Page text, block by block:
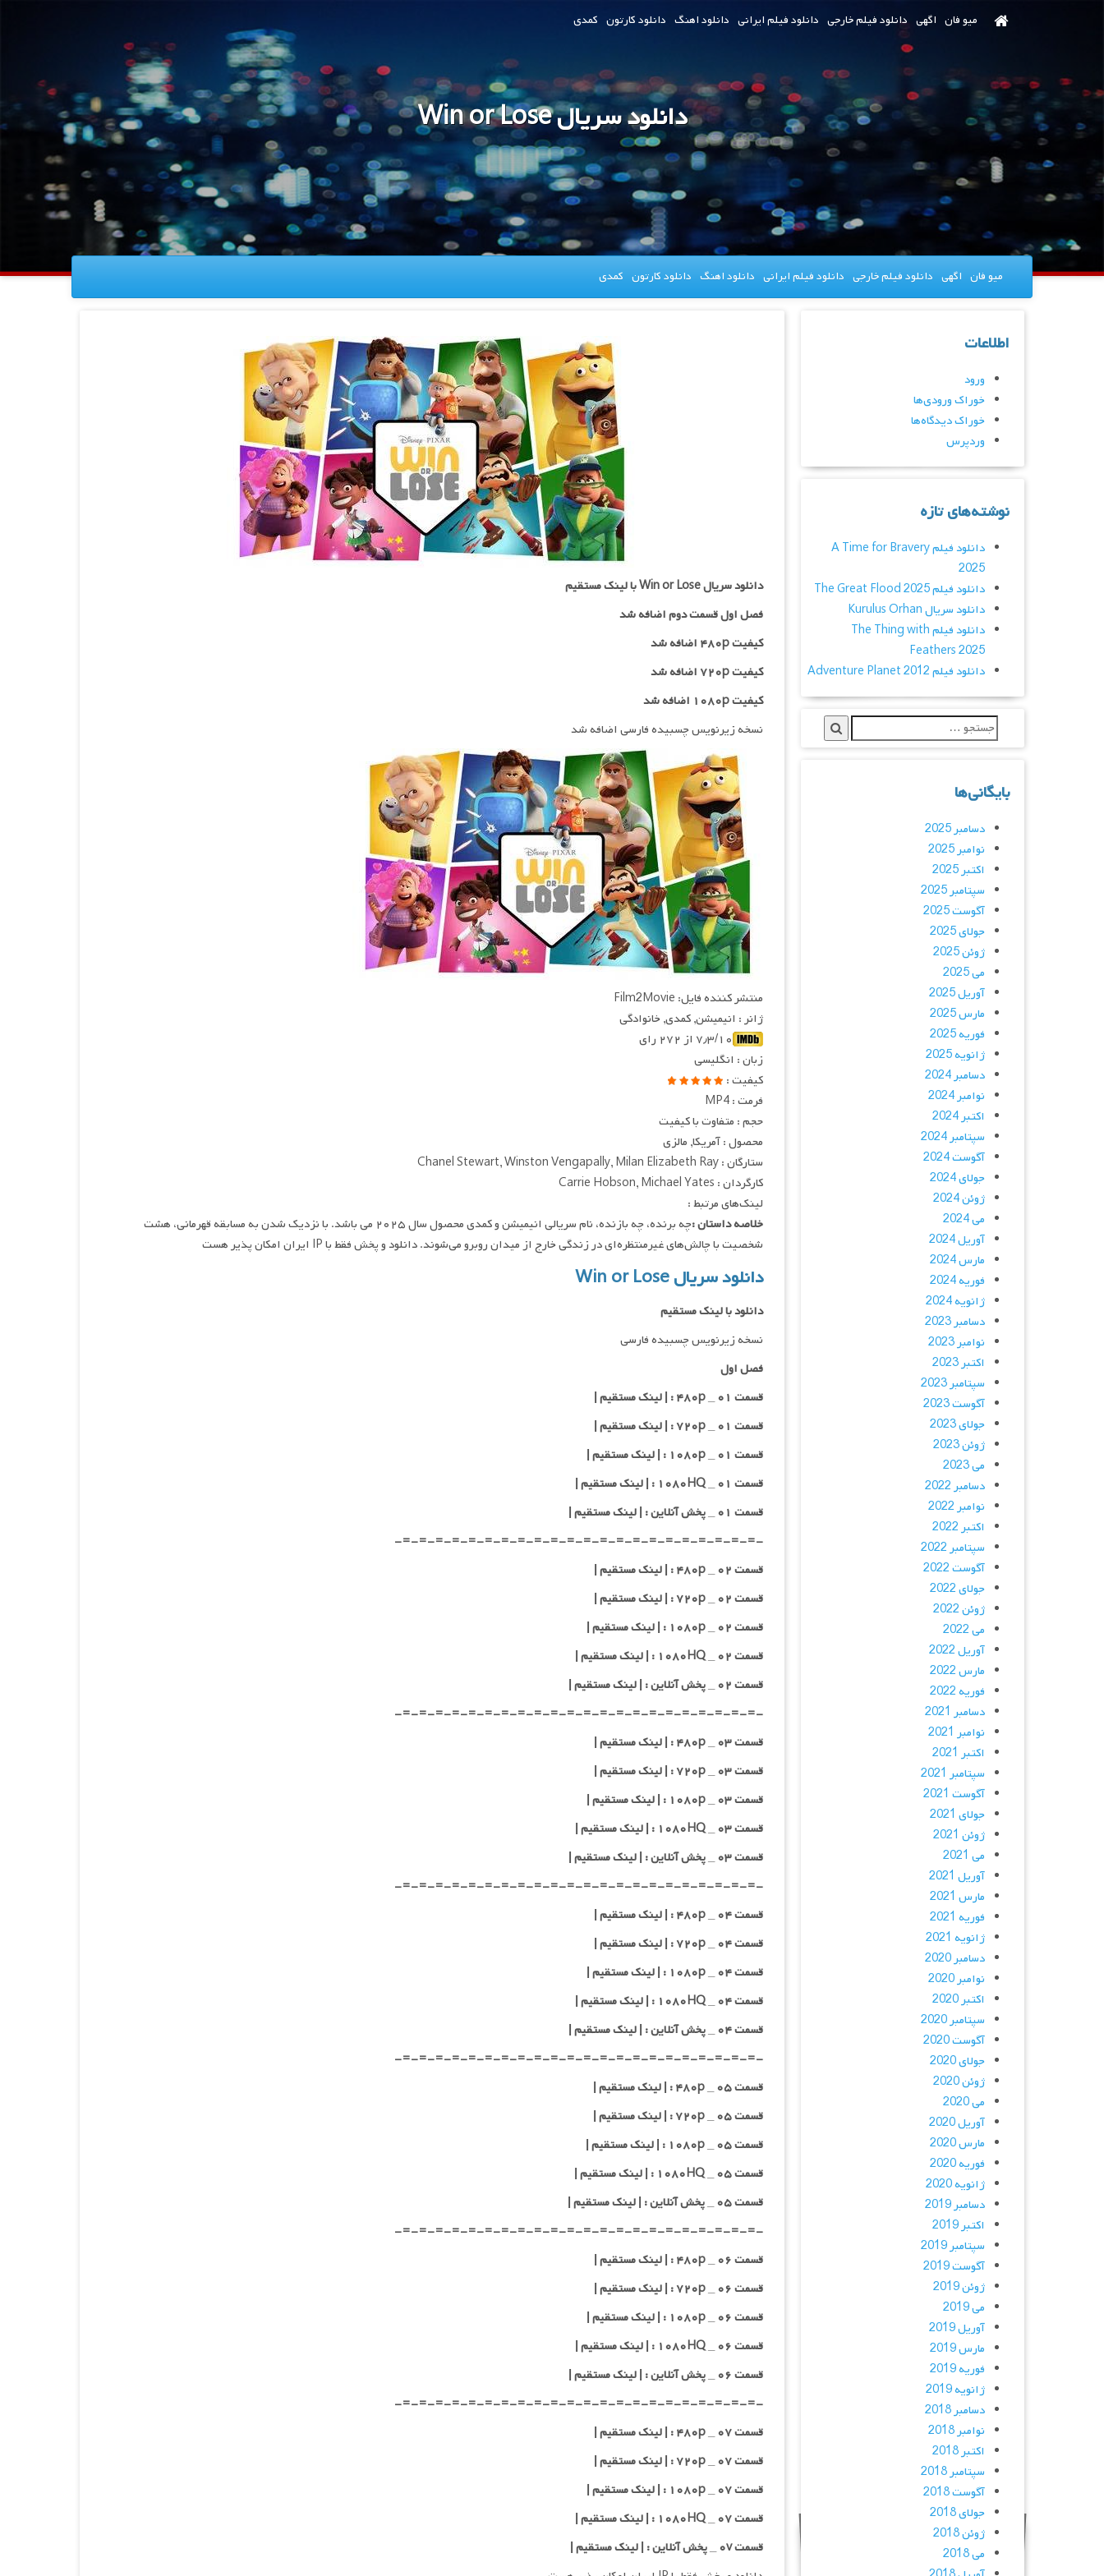
میو فان اگهی دانلود فیلم خارجی دانلود فیلم ایرانی دانلود اهنگ دانلود کارتون کمدی
دانلود سریال Win or Lose
میو فان اگهی دانلود فیلم خارجی دانلود فیلم ایرانی دانلود اهنگ دانلود کارتون کمدی
دانلود سریال Win or Lose با لینک مستقیم
فصل اول قسمت دوم اضافه شد
کیفیت ۴۸۰p اضافه شد
کیفیت ۷۲۰p
اضافه شد
کیفیت ۱۰۸۰p اضافه شد
نسخه زیرنویس چسبیده فارسی اضافه شد
منتشر کننده فایل: Film2Movie
ژانر : انیمیشن, کمدی, خانوادگی
۷٫۳/۱۰ از ۲۷۲ رای
زبان : انگلیسی
کیفیت :
فرمت : MP4
حجم : متفاوت با کیفیت
محصول : آمریکا, مالزی
ستارگان : Chanel Stewart, Winston Vengapally, Milan Elizabeth Ray
کارگردان : Carrie Hobson, Michael Yates
لینک‌های مرتبط :
خلاصه داستان :
چه برنده، چه بازنده، نام سریالی انیمیشن و کمدی محصول سال ۲۰۲۵ می باشد. با نزدیک شدن به مسابقه قهرمانی، هشت
شخصیت با چالش‌های غیرمنتظره‌ای در زندگی خارج از میدان روبرو می‌شوند. دانلود و پخش فقط با IP ایران امکان پذیر هست
دانلود سریال Win or Lose
دانلود با لینک مستقیم
نسخه زیرنویس چسبیده فارسی
فصل اول
قسمت ۰۱ _ ۴۸۰p : | لینک مستقیم |
قسمت ۰۱ _ ۷۲۰p : | لینک مستقیم |
قسمت ۰۱ _ ۱۰۸۰p : | لینک مستقیم |
قسمت ۰۱ _ ۱۰۸۰HQ : | لینک مستقیم |
قسمت ۰۱ _ پخش آنلاین : | لینک مستقیم |
-=-=-=-=-=-=-=-=-=-=-=-=-=-=-=-=-=-=-=-=-=-=-
قسمت ۰۲ _ ۴۸۰p : | لینک مستقیم |
قسمت ۰۲ _ ۷۲۰p : | لینک مستقیم |
قسمت ۰۲ _ ۱۰۸۰p : | لینک مستقیم |
قسمت ۰۲ _ ۱۰۸۰HQ : | لینک مستقیم |
قسمت ۰۲ _ پخش آنلاین : | لینک مستقیم |
-=-=-=-=-=-=-=-=-=-=-=-=-=-=-=-=-=-=-=-=-=-=-
قسمت ۰۳ _ ۴۸۰p : | لینک مستقیم |
قسمت ۰۳ _ ۷۲۰p : | لینک مستقیم |
قسمت ۰۳ _ ۱۰۸۰p : | لینک مستقیم |
قسمت ۰۳ _ ۱۰۸۰HQ : | لینک مستقیم |
قسمت ۰۳ _ پخش آنلاین : | لینک مستقیم |
-=-=-=-=-=-=-=-=-=-=-=-=-=-=-=-=-=-=-=-=-=-=-
قسمت ۰۴ _ ۴۸۰p : | لینک مستقیم |
قسمت ۰۴ _ ۷۲۰p : | لینک مستقیم |
قسمت ۰۴ _ ۱۰۸۰p : | لینک مستقیم |
قسمت ۰۴ _ ۱۰۸۰HQ : | لینک مستقیم |
قسمت ۰۴ _ پخش آنلاین : | لینک مستقیم |
-=-=-=-=-=-=-=-=-=-=-=-=-=-=-=-=-=-=-=-=-=-=-
قسمت ۰۵ _ ۴۸۰p : | لینک مستقیم |
قسمت ۰۵ _ ۷۲۰p : | لینک مستقیم |
قسمت ۰۵ _ ۱۰۸۰p : | لینک مستقیم |
قسمت ۰۵ _ ۱۰۸۰HQ : | لینک مستقیم |
قسمت ۰۵ _ پخش آنلاین : | لینک مستقیم |
-=-=-=-=-=-=-=-=-=-=-=-=-=-=-=-=-=-=-=-=-=-=-
قسمت ۰۶ _ ۴۸۰p : | لینک مستقیم |
قسمت ۰۶ _ ۷۲۰p : | لینک مستقیم |
قسمت ۰۶ _ ۱۰۸۰p : | لینک مستقیم |
قسمت ۰۶ _ ۱۰۸۰HQ : | لینک مستقیم |
قسمت ۰۶ _ پخش آنلاین : | لینک مستقیم |
-=-=-=-=-=-=-=-=-=-=-=-=-=-=-=-=-=-=-=-=-=-=-
قسمت ۰۷ _ ۴۸۰p : | لینک مستقیم |
قسمت ۰۷ _ ۷۲۰p : | لینک مستقیم |
قسمت ۰۷ _ ۱۰۸۰p : | لینک مستقیم |
قسمت ۰۷ _ ۱۰۸۰HQ : | لینک مستقیم |
قسمت ۰v _ پخش آنلاین : | لینک مستقیم |
اطلاعات
ورود
خوراک ورودی‌ها
خوراک دیدگاه‌ها
وردپرس
نوشته‌های تازه
دانلود فیلم A Time for Bravery
2025
دانلود فیلم The Great Flood 2025
دانلود سریال Kurulus Orhan
دانلود فیلم The Thing with
Feathers 2025
دانلود فیلم Adventure Planet 2012
بایگانی‌ها
دسامبر 2025
نوامبر 2025
اکتبر 2025
سپتامبر 2025
آگوست 2025
جولای 2025
ژوئن 2025
می 2025
آوریل 2025
مارس 2025
فوریه 2025
ژانویه 2025
دسامبر 2024
نوامبر 2024
اکتبر 2024
سپتامبر 2024
آگوست 2024
جولای 2024
ژوئن 2024
می 2024
آوریل 2024
مارس 2024
فوریه 2024
ژانویه 2024
دسامبر 2023
نوامبر 2023
اکتبر 2023
سپتامبر 2023
آگوست 2023
جولای 2023
ژوئن 2023
می 2023
دسامبر 2022
نوامبر 2022
اکتبر 2022
سپتامبر 2022
آگوست 2022
جولای 2022
ژوئن 2022
می 2022
آوریل 2022
مارس 2022
فوریه 2022
دسامبر 2021
نوامبر 2021
اکتبر 2021
سپتامبر 2021
آگوست 2021
جولای 2021
ژوئن 2021
می 2021
آوریل 2021
مارس 2021
فوریه 2021
ژانویه 2021
دسامبر 2020
نوامبر 2020
اکتبر 2020
سپتامبر 2020
آگوست 2020
جولای 2020
ژوئن 2020
می 2020
آوریل 2020
مارس 2020
فوریه 2020
ژانویه 2020
دسامبر 2019
اکتبر 2019
سپتامبر 2019
آگوست 2019
ژوئن 2019
می 2019
آوریل 2019
مارس 2019
فوریه 2019
ژانویه 2019
دسامبر 2018
نوامبر 2018
اکتبر 2018
سپتامبر 2018
آگوست 2018
جولای 2018
ژوئن 2018
می 2018